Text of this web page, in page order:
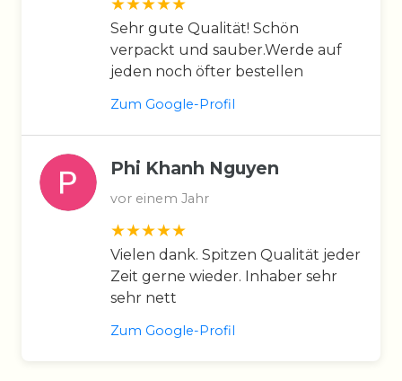
Sehr gute Qualität! Schön
verpackt und sauber.Werde auf
jeden noch öfter bestellen
Zum Google-Profil
Phi Khanh Nguyen
vor einem Jahr
Vielen dank. Spitzen Qualität jeder
Zeit gerne wieder. Inhaber sehr
sehr nett
Zum Google-Profil